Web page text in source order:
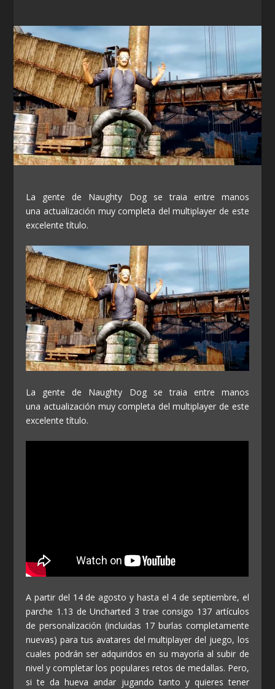
La gente de Naughty Dog se traia entre manos
una actualización muy completa del multiplayer de este
excelente título.
La gente de Naughty Dog se traia entre manos
una actualización muy completa del multiplayer de este
excelente título.
A partir del 14 de agosto y hasta el 4 de septiembre, el
parche 1.13 de Uncharted 3 trae consigo 137 artículos
de personalización (incluidas 17 burlas completamente
nuevas) para tus avatares del multiplayer del juego, los
cuales podrán ser adquiridos en su mayoría al subir de
nivel y completar los populares retos de medallas. Pero,
si te da hueva andar jugando tanto y quieres tener